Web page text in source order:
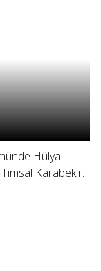
Hülya
Karabekir.